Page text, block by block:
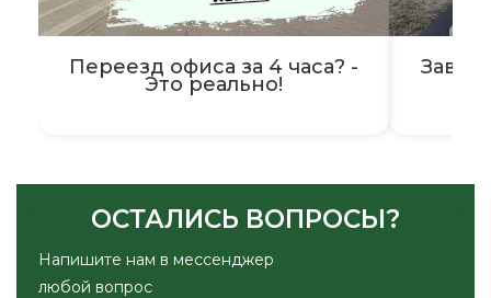
Переезд офиса за 4 часа? -
Это реально!
ОСТАЛИСЬ ВОПРОСЫ?
Напишите нам в мессенджер
любой вопрос